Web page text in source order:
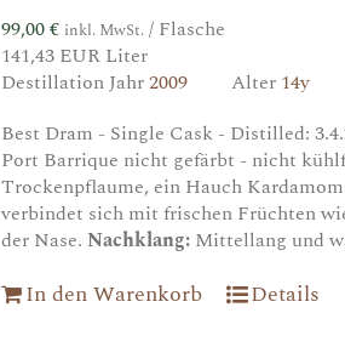
99,00€ inkl. MwSt. / Flasche
141,43 EUR Liter
Destillation Jahr2009 Alter 14y
Best Dram - Single Cask - Distilled:
Port Barrique nicht gefärbt - nicht
Trockenpflaume, ein Hauch
verbindet sich mit frischen Früchten
der Nase. Nachklang: Mittellang und
In den Warenkorb Details